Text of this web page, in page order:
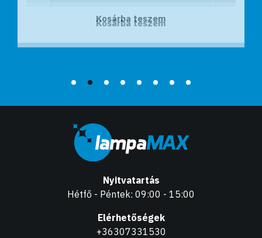
Kosárba teszem
Kosárba teszem
Nyitvatartás
Hétfő - Péntek: 09:00 - 15:00
Elérhetőségek
+36307331530